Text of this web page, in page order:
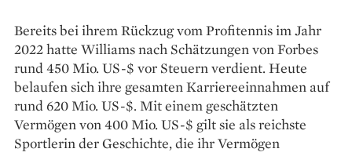
Bereits bei ihrem Rückzug vom Profitennis im Jahr
2022 hatte Williams nach Schätzungen von Forbes
rund 450 Mio. US-$ vor Steuern verdient. Heute
belaufen sich ihre gesamten Karriereeinnahmen auf
rund 620 Mio. US-$. Mit einem geschätzten
Vermögen von 400 Mio. US-$ gilt sie als reichste
Sportlerin der Geschichte, die ihr Vermögen